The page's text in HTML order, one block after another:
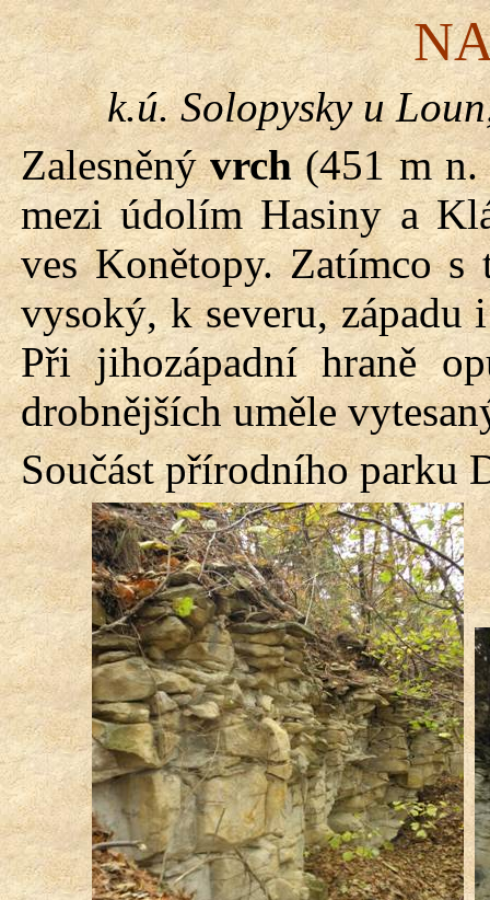
k.ú.Solopyskyu
Zalesněnývrch(451 m n.
mezi údolímHasinya
vesKonětopy. Zatímco s
vysoký, k severu, západu
Při jihozápadní hraně
drobnějších uměle
Součást přírodního parku